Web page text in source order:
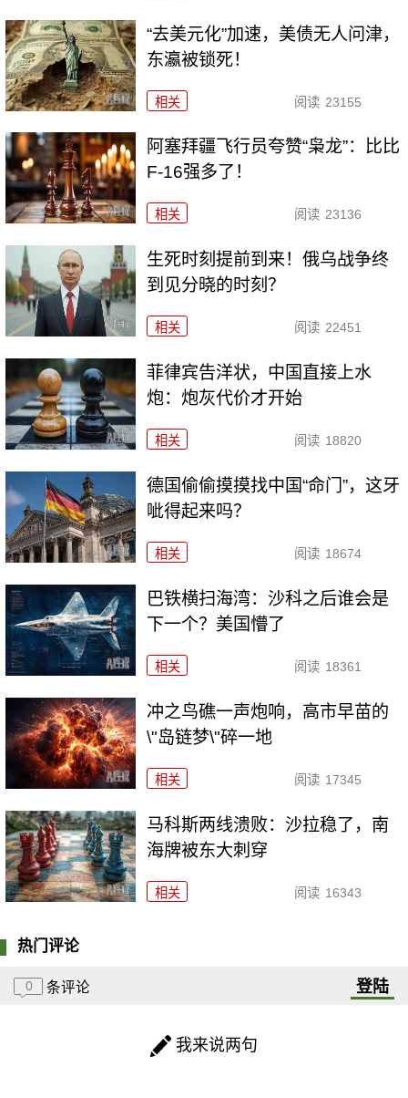
“去美元化”加速，美债无人问津，
东瀛被锁死！
相关 阅读 23155
阿塞拜疆飞行员夸赞“枭龙”：比比
F-16强多了！
相关 阅读 23136
生死时刻提前到来！俄乌战争终
到见分晓的时刻？
相关 阅读 22451
菲律宾告洋状，中国直接上水
炮：炮灰代价才开始
相关 阅读 18820
德国偷偷摸摸找中国“命门”，这牙
呲得起来吗？
相关 阅读 18674
巴铁横扫海湾：沙科之后谁会是
下一个？美国懵了
相关 阅读 18361
冲之鸟礁一声炮响，高市早苗的
\"岛链梦\"碎一地
相关 阅读 17345
马科斯两线溃败：沙拉稳了，南
海牌被东大刺穿
相关 阅读 16343
热门评论
0 条评论 登陆
我来说两句